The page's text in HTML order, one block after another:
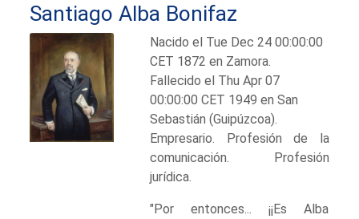
Santiago Alba Bonifaz
Nacido el Tue Dec 24 00:00:00
CET 1872 en Zamora.
Fallecido el Thu Apr 07
00:00:00 CET 1949 en San
Sebastián (Guipúzcoa).
Empresario. Profesión de la
comunicación. Profesión
jurídica.
"Por entonces... ¡¡Es Alba